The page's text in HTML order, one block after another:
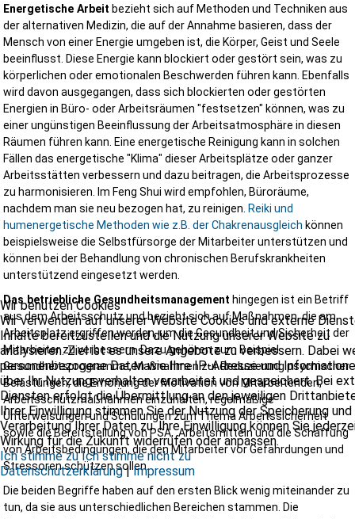
persönlicher Betreuung
schneller Erreichbarkeit
langjähriger Erfahrung im Arbeitsschutz
praxisnahen Lösungen
rechtssicherer Dokumentation
wirtschaftlichem Blick auf Ihr Bauprojekt
Wir verstehen uns nicht als Kontrolleur, sondern als Partner für
sicheren und erfolgreichen Bauablauf.
Jetzt Angebot anfordern und Ihr Bauprojekt professionell absichern!
Für welche Bauprojekte bieten wir SiGeKo-
an?
Unsere Leistungen eignen sich unter anderem für:
Wohnungsbau
Gewerbebauten
Industrieanlagen
öffentliche Bauvorhaben
Umbauten
Sanierungen
Infrastrukturprojekte
kommunale Bauvorhaben
Ganz gleich, ob kleines Bauprojekt oder Großbaustelle – wir
unterstützen Sie individuell und bedarfsgerecht.
Warum sich eine frühzeitige Beauftragung lohnt
Je früher ein SiGeKo eingebunden wird, desto besser können
vermieden werden. Eine frühzeitige Koordination ermöglicht:
optimierte Bauabläufe
Energetische Arbeit bezieht sich auf Methoden und Techniken aus
der alternativen Medizin, die auf der Annahme basieren, dass der
Mensch von einer Energie umgeben ist, die Körper, Geist und Seele
beeinflusst. Diese Energie kann blockiert oder gestört sein, was zu
körperlichen oder emotionalen Beschwerden führen kann. Ebenfalls
wird davon ausgegangen, dass sich blockierten oder gestörten
Energien in Büro- oder Arbeitsräumen "festsetzen" können, was zu
einer ungünstigen Beeinflussung der Arbeitsatmosphäre in diesen
Räumen führen kann. Eine energetische Reinigung kann in solchen
Fällen das energetische "Klima" dieser Arbeitsplätze oder ganzer
Arbeitsstätten verbessern und dazu beitragen, die Arbeitsprozesse
zu harmonisieren. Im Feng Shui wird empfohlen, Büroräume,
nachdem man sie neu bezogen hat, zu reinigen. Reiki und
humenergetische Methoden wie z.B. der Chakrenausgleich können
beispielsweise die Selbstfürsorge der Mitarbeiter unterstützen und
können bei der Behandlung von chronischen Berufskrankheiten
unterstützend eingesetzt werden.
Das betriebliche Gesundheitsmanagement hingegen ist ein Betriff
aus dem Arbeitsschutz und bezieht sich auf Maßnahmen, die am
Arbeitsplatz ergriffen werden, um die Gesundheit und Sicherheit der
Mitarbeiter zu verbessern. Dazu gehören zum Beispiel
Gesundheitsprogramme, Maßnahmen zur Reduzierung psychischer
Belastungen, die Erhöhung der Motivation von Mitarbeitenden,
Arbeitsschutzmaßnahmen einzuhalten, regelmäßige
Unterweisungen und Schulungen zum Thema Arbeitssicherheit
sowie die Bereitstellung von PSA, Arbeitsmitteln und die Schaffung
von Arbeitsbedingungen, die den Mitarbeiter vor Gefährdungen und
Stressoren schützen sollen.
Die beiden Begriffe haben auf den ersten Blick wenig miteinander zu
tun, da sie aus unterschiedlichen Bereichen stammen. Die
Wir benutzen Cookies
Wir verwenden auf unserer Website Cookies und externe
Inhalte bereitzustellen und die Nutzung unserer Website zu
analysieren. Ziel ist es unsere Angebote zu verbessern. Dabei
personenbezogene Daten wie Ihre IP-Adresse und
über Ihr Nutzungsverhalten verarbeitet und gespeichert. Bei
Diensten erfolgt die Übermittlung an den jeweiligen
Ihrer Einwilligung stimmen Sie der Nutzung der Speicherung und
Verarbeitung Ihrer Daten zu. Ihre Einwilligung können Sie
Wirkung für die Zukunft widerrufen oder anpassen.
Ich stimme zu Ich stimme nicht zu
Datenschutzerklärung|Impressum